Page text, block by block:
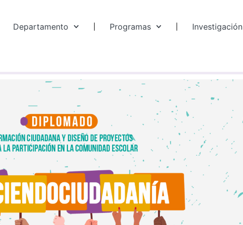
Departamento Programas Investigación